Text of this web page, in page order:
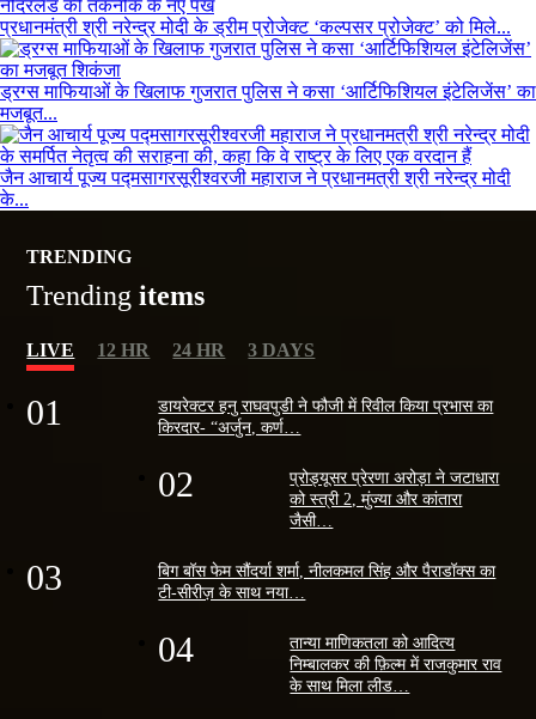
प्रधानमंत्री श्री नरेन्द्र मोदी के ड्रीम प्रोजेक्ट ‘कल्पसर प्रोजेक्ट’ को मिले...
ड्रग्स माफियाओं के खिलाफ गुजरात पुलिस ने कसा ‘आर्टिफिशियल इंटेलिजेंस’ का
मजबूत...
जैन आचार्य पूज्य पद्मसागरसूरीश्वरजी महाराज ने प्रधानमत्री श्री नरेन्द्र मोदी
के...
TRENDING
Trendingitems
LIVE 12 HR 24 HR 3 DAYS
01
डायरेक्टर हनु राघवपुडी ने फौजी में रिवील किया प्रभास का
किरदार- “अर्जुन, कर्ण…
02
प्रोड्यूसर प्रेरणा अरोड़ा ने जटाधारा
को स्त्री 2, मुंज्या और कांतारा
जैसी…
03
बिग बॉस फेम सौंदर्या शर्मा, नीलकमल सिंह और पैराडॉक्स का
टी-सीरीज़ के साथ नया…
04
तान्या माणिकतला को आदित्य
निम्बालकर की फ़िल्म में राजकुमार राव
के साथ मिला लीड…